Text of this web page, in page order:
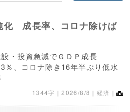
化 成長率、コロナ除けば
・投資急減でＧＤＰ成長
％、コロナ除き16年半ぶり低水
1344字｜2026/8/8 ｜経済｜